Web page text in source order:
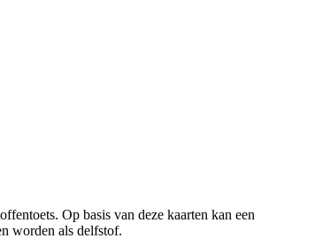
Op basis van deze kaarten kan een
worden als delfstof.